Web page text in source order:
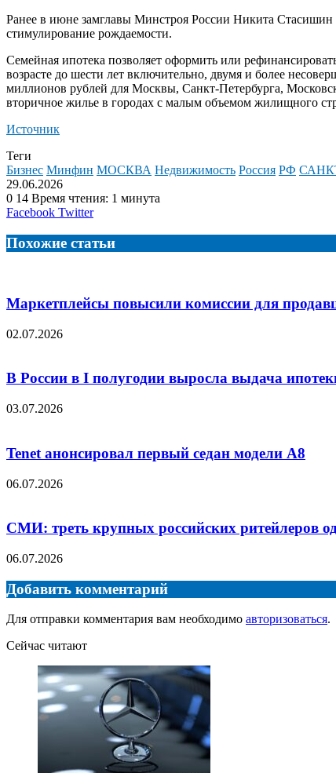
Ранее в июне замглавы Минстроя России Никита Стасишин
стимулирование рождаемости.
Семейная ипотека позволяет оформить или
возрасте до шести лет включительно, двумя и более
миллионов рублей для Москвы, Санкт-Петербурга,
вторичное жилье в городах с малым объемом жилищного
Источник
Теги
Бизнес Минфин МОСКВА Недвижимость Россия РФ
29.06.2026
0 14 Время чтения: 1 минута
Facebook TwitterLinkedIn
Tumblr
Reddit
Вконтакте
Одноклассники
Skype
Messenger
Messenger
WhatsApp
Telegram
Viber
Line
Поделиться
электронную
почту
Похожие статьи
Маркетплейсы повысили комиссии для
02.07.2026
В России в I полугодии выросла выдача
03.07.2026
Tenet анонсировал первый седан модели А8
06.07.2026
СМИ: треть крупных российских ритейлеров
06.07.2026
Добавить комментарий
Для отправки комментария вам необходимо авторизоваться.
Сейчас читают